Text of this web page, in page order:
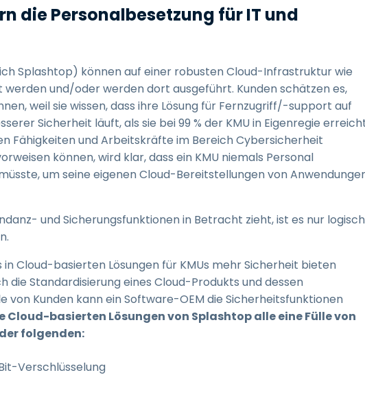
die Personalbesetzung für IT und
Splashtop) können auf einer robusten Cloud-Infrastruktur wie
werden und/oder werden dort ausgeführt. Kunden schätzen es,
weil sie wissen, dass ihre Lösung für Fernzugriff/-support auf
Sicherheit läuft, als sie bei 99 % der KMU in Eigenregie
Fähigkeiten und Arbeitskräfte im Bereich Cybersicherheit
können, wird klar, dass ein KMU niemals Personal
um seine eigenen Cloud-Bereitstellungen von
und Sicherungsfunktionen in Betracht zieht, ist es nur
in Cloud-basierten Lösungen für KMUs mehr Sicherheit bieten
die Standardisierung eines Cloud-Produkts und dessen
von Kunden kann ein Software-OEM die Sicherheitsfunktionen
Cloud-basierten Lösungen von Splashtop alle eine Fülle von
folgenden:
Verschlüsselung